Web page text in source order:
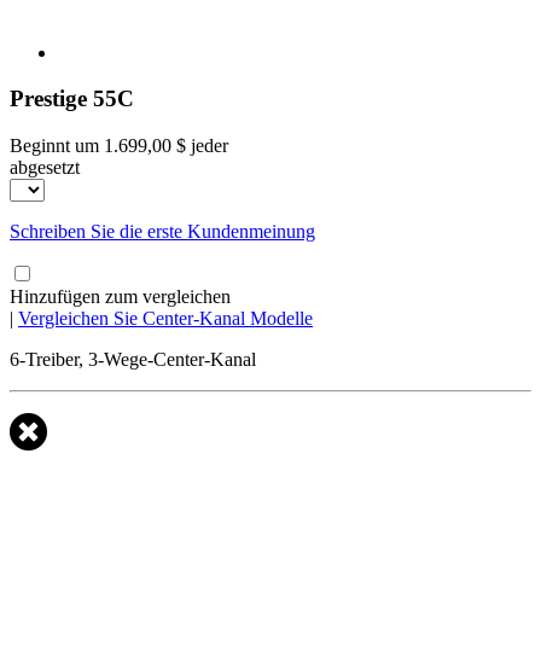
Prestige 55C
Beginnt um 1.699,00 $ jeder
abgesetzt
Schreiben Sie die erste Kundenmeinung
Hinzufügen zum vergleichen
| Vergleichen Sie Center-Kanal Modelle
6-Treiber, 3-Wege-Center-Kanal